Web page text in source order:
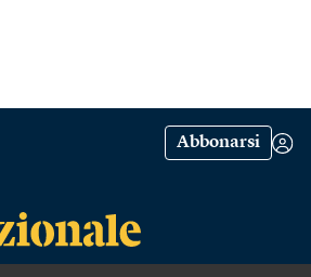
Abbonarsi